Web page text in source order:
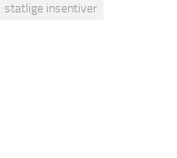
statlige insentiver